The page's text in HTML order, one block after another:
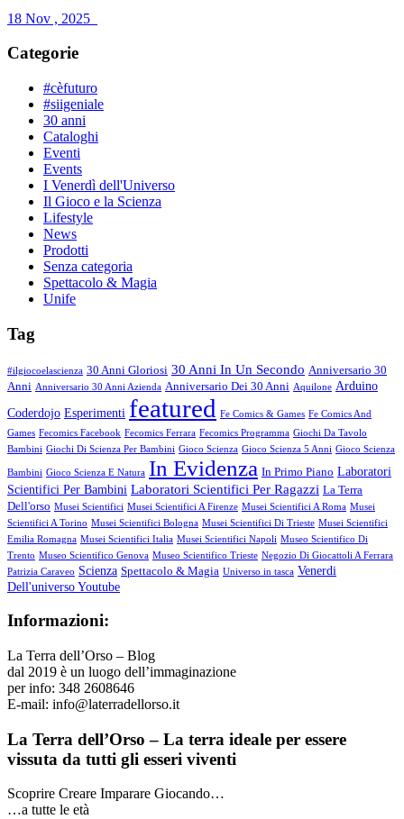
18 Nov , 2025
Categorie
#cèfuturo
#siigeniale
30 anni
Cataloghi
Eventi
Events
I Venerdì dell'Universo
Il Gioco e la Scienza
Lifestyle
News
Prodotti
Senza categoria
Spettacolo & Magia
Unife
Tag
#ilgiocoelascienza 30 Anni Gloriosi 30 Anni In Un Secondo Anniversario 30
Anni Anniversario 30 Anni Azienda Anniversario Dei 30 Anni Aquilone Arduino
Coderdojo Esperimenti featured Fe Comics & Games Fe Comics And
Games Fecomics Facebook Fecomics Ferrara Fecomics Programma Giochi Da Tavolo
Bambini Giochi Di Scienza Per Bambini Gioco Scienza Gioco Scienza 5 Anni Gioco Scienza
Bambini Gioco Scienza E Natura In Evidenza In Primo Piano Laboratori
Scientifici Per Bambini Laboratori Scientifici Per Ragazzi La Terra
Dell'orso Musei Scientifici Musei Scientifici A Firenze Musei Scientifici A Roma Musei
Scientifici A Torino Musei Scientifici Bologna Musei Scientifici Di Trieste Musei Scientifici
Emilia Romagna Musei Scientifici Italia Musei Scientifici Napoli Museo Scientifico Di
Trento Museo Scientifico Genova Museo Scientifico Trieste Negozio Di Giocattoli A Ferrara
Patrizia Caraveo Scienza Spettacolo & Magia Universo in tasca Venerdi
Dell'universo Youtube
Informazioni:
La Terra dell’Orso – Blog
dal 2019 è un luogo dell’immaginazione
per info: 348 2608646
E-mail: info@laterradellorso.it
La Terra dell’Orso – La terra ideale per essere
vissuta da tutti gli esseri viventi
Scoprire Creare Imparare Giocando…
…a tutte le età